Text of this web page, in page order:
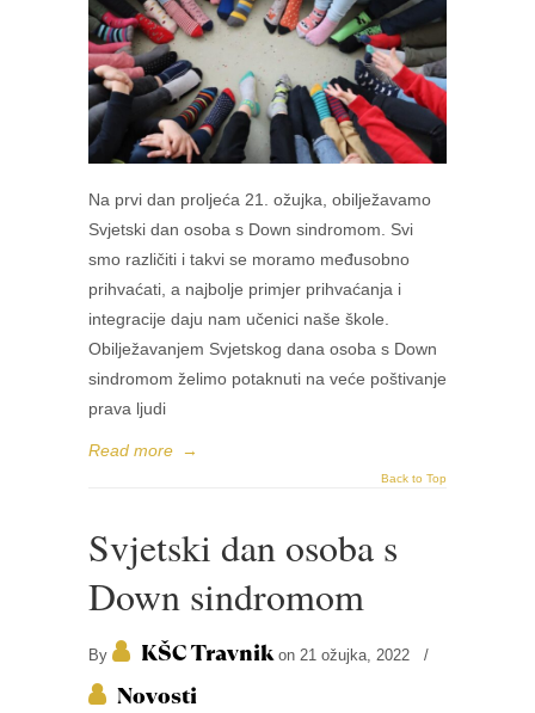
Na prvi dan proljeća 21. ožujka, obilježavamo
Svjetski dan osoba s Down sindromom. Svi
smo različiti i takvi se moramo međusobno
prihvaćati, a najbolje primjer prihvaćanja i
integracije daju nam učenici naše škole.
Obilježavanjem Svjetskog dana osoba s Down
sindromom želimo potaknuti na veće poštivanje
prava ljudi
Read more →
Back to Top
Svjetski dan osoba s
Down sindromom
By KŠC Travnikon 21 ožujka, 2022 /
Novosti